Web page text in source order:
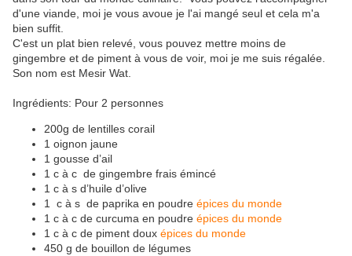
d'une viande, moi je vous avoue je l'ai mangé seul et cela m'a
bien suffit.
C'est un plat bien relevé, vous pouvez mettre moins de
gingembre et de piment à vous de voir, moi je me suis régalée.
Son nom est Mesir Wat.
Ingrédients: Pour 2 personnes
200g de lentilles corail
1 oignon jaune
1 gousse d’ail
1 c à c de gingembre frais émincé
1 c à s d’huile d’olive
1 c à s de paprika en poudre épices du monde
1 c à c de curcuma en poudre épices du monde
1 c à c de piment doux épices du monde
450 g de bouillon de légumes